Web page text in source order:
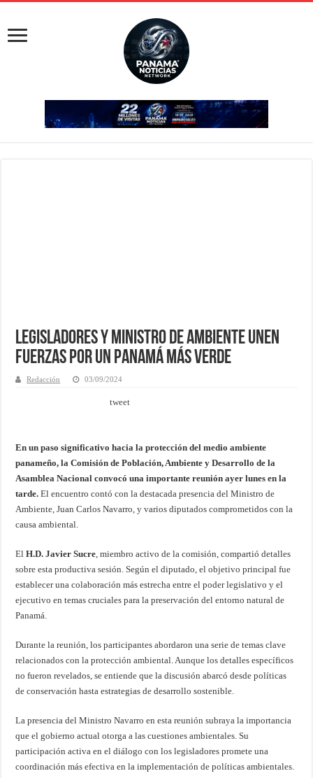
Legisladores y Ministro de Ambiente Unen
Fuerzas por un Panamá más Verde
Redacción 03/09/2024
tweet
En un paso significativo hacia la protección del medio ambiente
panameño, la Comisión de Población, Ambiente y Desarrollo de la
Asamblea Nacional convocó una importante reunión ayer lunes en la
tarde. El encuentro contó con la destacada presencia del Ministro de
Ambiente, Juan Carlos Navarro, y varios diputados comprometidos con la
causa ambiental.
ElH.D. Javier Sucre, miembro activo de la comisión, compartió detalles
sobre esta productiva sesión. Según el diputado, el objetivo principal fue
establecer una colaboración más estrecha entre el poder legislativo y el
ejecutivo en temas cruciales para la preservación del entorno natural de
Panamá.
Durante la reunión, los participantes abordaron una serie de temas clave
relacionados con la protección ambiental. Aunque los detalles específicos
no fueron revelados, se entiende que la discusión abarcó desde políticas
de conservación hasta estrategias de desarrollo sostenible.
La presencia del Ministro Navarro en esta reunión subraya la importancia
que el gobierno actual otorga a las cuestiones ambientales. Su
participación activa en el diálogo con los legisladores promete una
coordinación más efectiva en la implementación de políticas ambientales.